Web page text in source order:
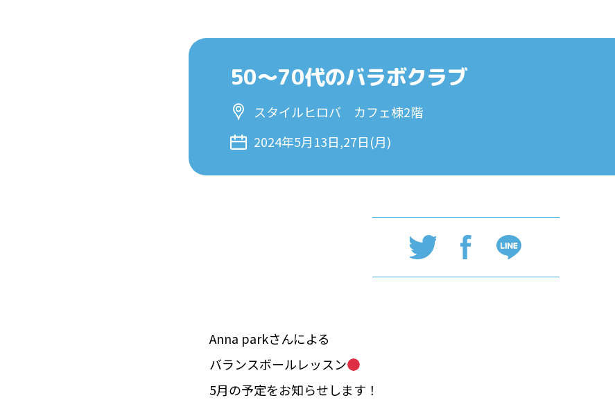
50〜70代のバラボクラブ
スタイルヒロバ カフェ棟2階
2024年5月13日,27日(月)
Anna parkさんによる
バランスボールレッスン
5月の予定をお知らせします！